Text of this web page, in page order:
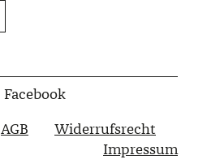
Facebook
AGB
Widerrufsrecht
Impressum